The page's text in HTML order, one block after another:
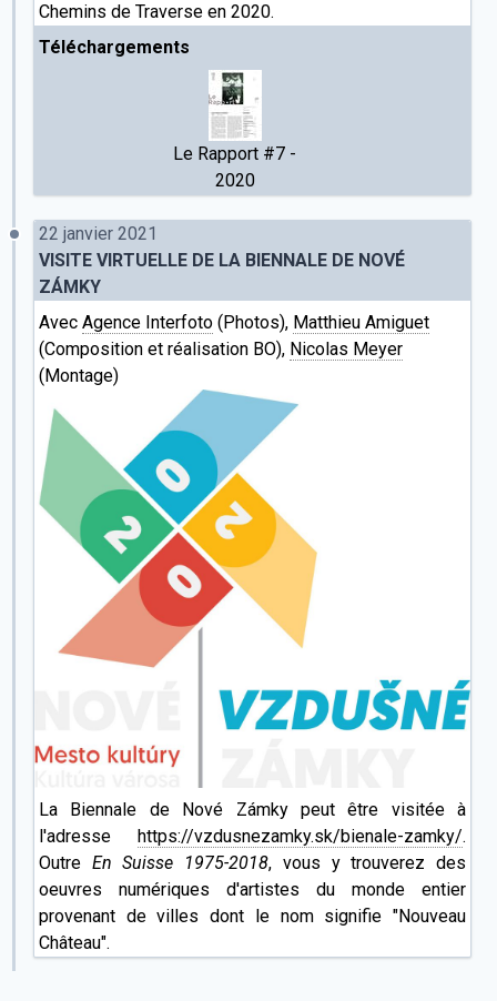
Chemins de Traverse en 2020.
Téléchargements
Le Rapport #7 -
2020
22 janvier 2021
VISITE VIRTUELLE DE LA BIENNALE DE NOVÉ
ZÁMKY
Avec Agence Interfoto (Photos), Matthieu Amiguet
(Composition et réalisation BO), Nicolas Meyer
(Montage)
La Biennale de Nové Zámky peut être visitée à
l'adressehttps://vzdusnezamky.sk/bienale-zamky/.
Outre En Suisse 1975-2018, vous y trouverez des
oeuvres numériques d'artistes du monde entier
provenant de villes dont le nom signifie "Nouveau
Château".